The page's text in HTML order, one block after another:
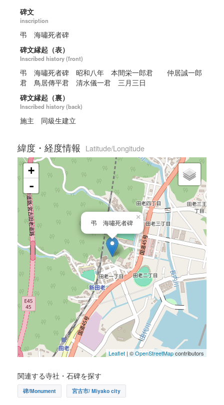
碑文
inscription
弔 海嘯死者碑
碑文縁起（表）
Inscribed history (front)
弔 海嘯死者碑 昭和八年 本間栄一郎君 仲居誠一郎
君 鳥居傳平君 清水儀一君 三月三日
碑文縁起（裏）
Inscribed history (back)
施主 同級生建立
緯度・経度情報 Latitude/Longitude
×
弔 海嘯死者碑
+
-
Leaflet | ©OpenStreetMapcontributors
関連する寺社・石碑を探す
碑/Monument 宮古市/ Miyako city